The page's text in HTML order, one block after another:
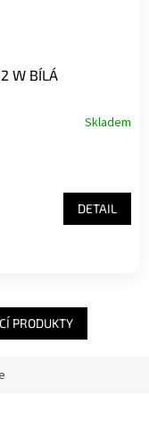
W BÍLÁ
Skladem
DETAIL
PRODUKTY